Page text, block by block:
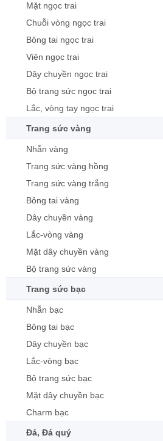
Mặt ngọc trai
Chuỗi vòng ngọc trai
Bông tai ngọc trai
Viên ngọc trai
Dây chuyền ngọc trai
Bộ trang sức ngọc trai
Lắc, vòng tay ngọc trai
Trang sức vàng
Nhẫn vàng
Trang sức vàng hồng
Trang sức vàng trắng
Bông tai vàng
Dây chuyền vàng
Lắc-vòng vàng
Mặt dây chuyền vàng
Bộ trang sức vàng
Trang sức bạc
Nhẫn bạc
Bông tai bạc
Dây chuyền bạc
Lắc-vòng bạc
Bộ trang sức bạc
Mặt dây chuyền bạc
Charm bạc
Đá, Đá quý